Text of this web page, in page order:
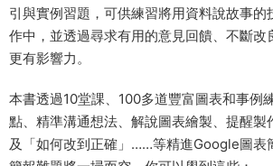
引與實例習題，可供練習將用資料說故事的
作中，並透過尋求有用的意見回饋、不斷改
更有影響力。
本書透過10堂課、100多道豐富圖表和事例
點、精準溝通想法、解說圖表繪製、提醒製
及「如何改到正確」……等精進Google圖表